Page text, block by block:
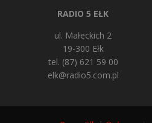
RADIO 5 EŁK
ul. Małeckich 2
19-300 Ełk
tel. (87) 621 59 00
elk@radio5.com.pl